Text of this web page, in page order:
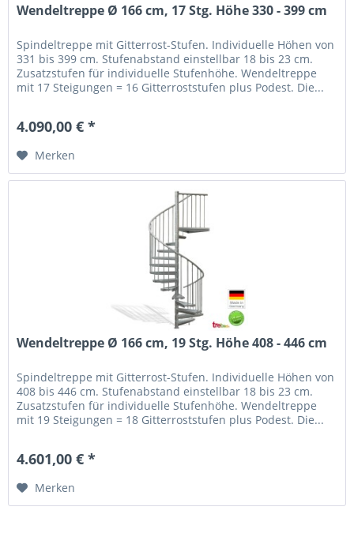
Wendeltreppe Ø 166 cm, 17 Stg. Höhe 330 - 399 cm
Spindeltreppe mit Gitterrost-Stufen. Individuelle Höhen von
331 bis 399 cm. Stufenabstand einstellbar 18 bis 23 cm.
Zusatzstufen für individuelle Stufenhöhe. Wendeltreppe
mit 17 Steigungen = 16 Gitterroststufen plus Podest. Die...
4.090,00 € *
Merken
Wendeltreppe Ø 166 cm, 19 Stg. Höhe 408 - 446 cm
Spindeltreppe mit Gitterrost-Stufen. Individuelle Höhen von
408 bis 446 cm. Stufenabstand einstellbar 18 bis 23 cm.
Zusatzstufen für individuelle Stufenhöhe. Wendeltreppe
mit 19 Steigungen = 18 Gitterroststufen plus Podest. Die...
4.601,00 € *
Merken